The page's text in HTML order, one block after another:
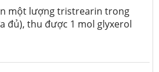
một lượng tristrearin trong
đủ), thu được 1 mol glyxerol